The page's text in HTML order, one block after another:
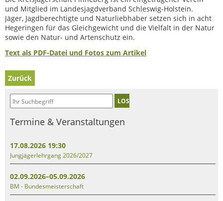
und Mitglied im Landesjagdverband Schleswig-Holstein.
Jäger, Jagdberechtigte und Naturliebhaber setzen sich in acht
Hegeringen für das Gleichgewicht und die Vielfalt in der Natur
sowie den Natur- und Artenschutz ein.
Text als PDF-Datei und Fotos zum Artikel
Zurück
LOS
Termine & Veranstaltungen
17.08.2026 19:30
Jungjägerlehrgang 2026/2027
02.09.2026–05.09.2026
BM - Bundesmeisterschaft